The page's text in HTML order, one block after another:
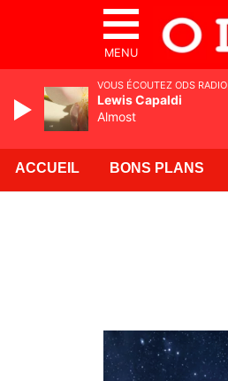
MENU
ACCUEIL BONS PLANS
VOUS ÉCOUTEZ ODS RADIO
Lewis Capaldi
Almost